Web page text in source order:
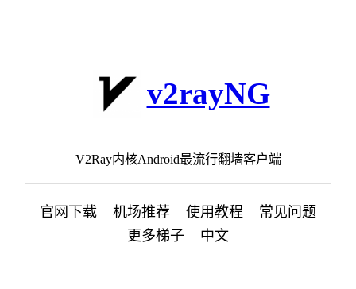
v2rayNG
V2Ray内核Android最流行翻墙客户端
官网下载 机场推荐 使用教程
常见问题
更多梯子
中文